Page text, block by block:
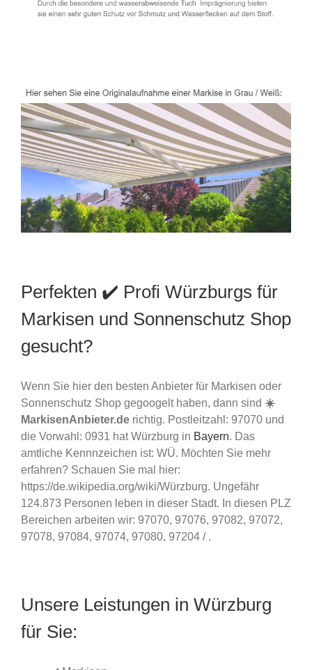
Perfekten ✔️ Profi Würzburgs für
Markisen und Sonnenschutz Shop
gesucht?
Wenn Sie hier den besten Anbieter für Markisen oder
Sonnenschutz Shop gegoogelt haben, dann sind ☀️
MarkisenAnbieter.de richtig. Postleitzahl: 97070 und
die Vorwahl: 0931 hat Würzburg in Bayern. Das
amtliche Kennnzeichen ist: WÜ. Möchten Sie mehr
erfahren? Schauen Sie mal hier:
https://de.wikipedia.org/wiki/Würzburg. Ungefähr
124.873 Personen leben in dieser Stadt. In diesen PLZ
Bereichen arbeiten wir: 97070, 97076, 97082, 97072,
97078, 97084, 97074, 97080, 97204 / .
Unsere Leistungen in Würzburg
für Sie: